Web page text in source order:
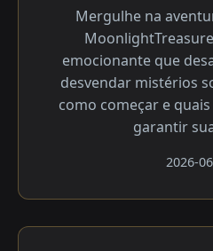
Mergulhe na
emocionante que
desvendar mistérios
como começar e
garantir
2026-